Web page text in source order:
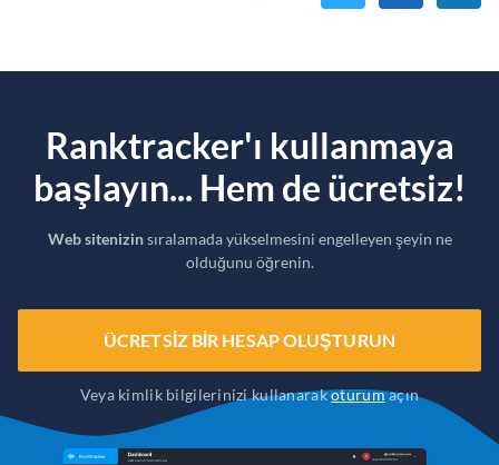
Ranktracker'ı kullanmaya
başlayın... Hem de ücretsiz!
Web sitenizinsıralamada yükselmesini engelleyen şeyin ne
olduğunu öğrenin.
ÜCRETSIZ BIR HESAP OLUŞTURUN
Veya kimlik bilgilerinizi kullanarakoturumaçın